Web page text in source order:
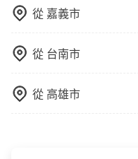
行照不符，連司機的駕
賠償就事大了。千萬別
給賭上。通常人數沒有
與一台小轎車比較划算
台中巴比較方便。但也
從 嘉義市
從 台南市
從 高雄市